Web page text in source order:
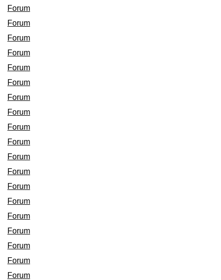
Forum
Forum
Forum
Forum
Forum
Forum
Forum
Forum
Forum
Forum
Forum
Forum
Forum
Forum
Forum
Forum
Forum
Forum
Forum